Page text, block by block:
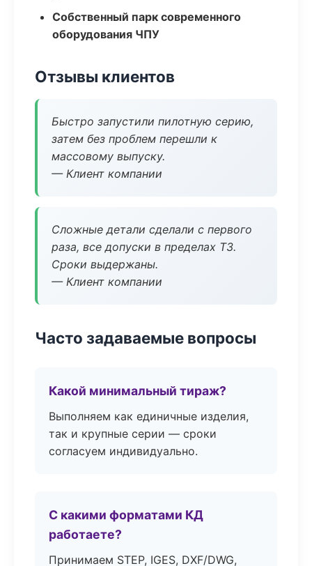
Собственный парк современного
оборудования ЧПУ
Отзывы клиентов
Быстро запустили пилотную серию,
затем без проблем перешли к
массовому выпуску.
— Клиент компании
Сложные детали сделали с первого
раза, все допуски в пределах ТЗ.
Сроки выдержаны.
— Клиент компании
Часто задаваемые вопросы
Какой минимальный тираж?
Выполняем как единичные изделия,
так и крупные серии — сроки
согласуем индивидуально.
С какими форматами КД
работаете?
Принимаем STEP, IGES, DXF/DWG,